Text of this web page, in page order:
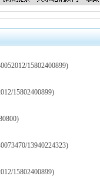
15802400899)
15802400899)
13940224323)
15802400899)